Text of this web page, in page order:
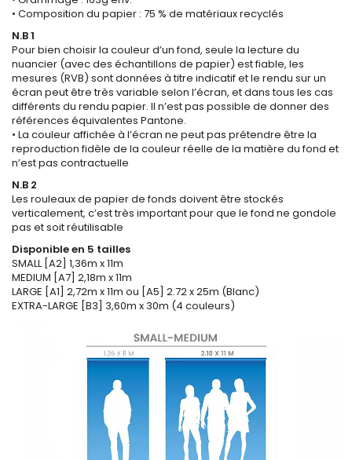
• Composition du papier : 75 % de matériaux recyclés
N.B 1
Pour bien choisir la couleur d’un fond, seule la lecture du
nuancier (avec des échantillons de papier) est fiable, les
mesures (RVB) sont données à titre indicatif et le rendu sur un
écran peut être très variable selon l’écran, et dans tous les cas
différents du rendu papier. Il n’est pas possible de donner des
références équivalentes Pantone.
• La couleur affichée à l’écran ne peut pas prétendre être la
reproduction fidèle de la couleur réelle de la matière du fond et
n’est pas contractuelle
N.B 2
Les rouleaux de papier de fonds doivent être stockés
verticalement, c’est très important pour que le fond ne gondole
pas et soit réutilisable
Disponible en 5 tailles
SMALL [A2] 1,36m x 11m
MEDIUM [A7] 2,18m x 11m
LARGE [A1] 2,72m x 11m ou [A5] 2.72 x 25m (Blanc)
EXTRA-LARGE [B3] 3,60m x 30m (4 couleurs)